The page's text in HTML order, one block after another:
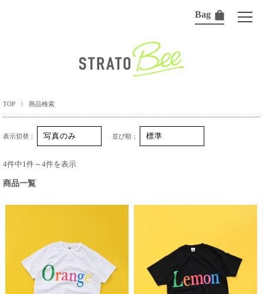
Bag
TOP 商品検索
表示切替： 並び順：
4件中1件～4件を表示
商品一覧